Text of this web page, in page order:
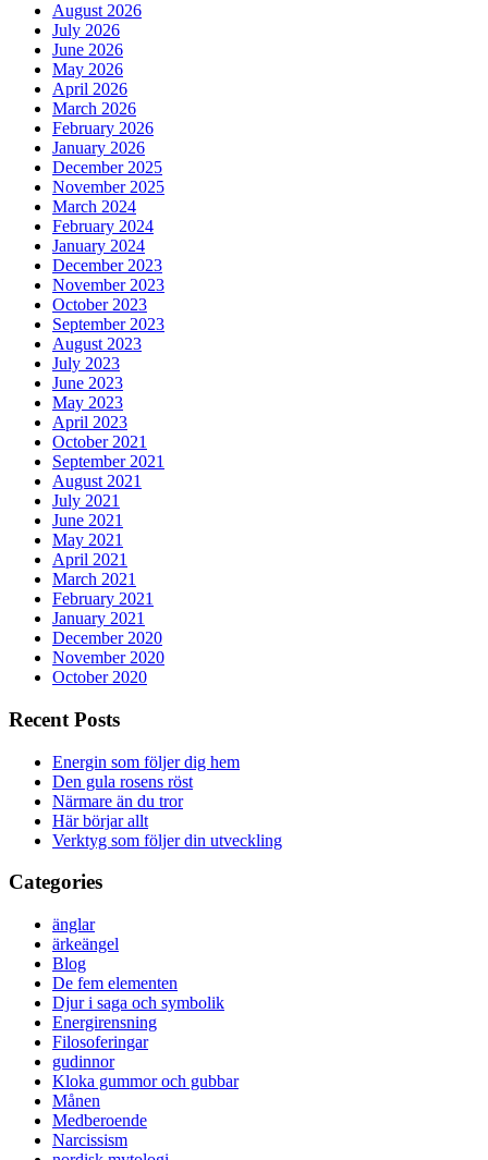
August 2026
July 2026
June 2026
May 2026
April 2026
March 2026
February 2026
January 2026
December 2025
November 2025
March 2024
February 2024
January 2024
December 2023
November 2023
October 2023
September 2023
August 2023
July 2023
June 2023
May 2023
April 2023
October 2021
September 2021
August 2021
July 2021
June 2021
May 2021
April 2021
March 2021
February 2021
January 2021
December 2020
November 2020
October 2020
Recent Posts
Energin som följer dig hem
Den gula rosens röst
Närmare än du tror
Här börjar allt
Verktyg som följer din utveckling
Categories
änglar
ärkeängel
Blog
De fem elementen
Djur i saga och symbolik
Energirensning
Filosoferingar
gudinnor
Kloka gummor och gubbar
Månen
Medberoende
Narcissism